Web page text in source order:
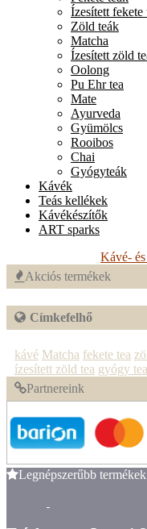
Ízesített fekete
Zöld teák
Matcha
Ízesített zöld
Oolong
Pu Ehr tea
Mate
Ayurveda
Gyümölcs
Rooibos
Chai
Gyógyteák
Kávék
Teás kellékek
Kávékészítők
ART sparks
Kávé-
Akciós termékek
Címkefelhő
kávé Matcha fekete tea
ízesített zöld tea gyógy tea
Partnereink
Legnépszerűbb termékek